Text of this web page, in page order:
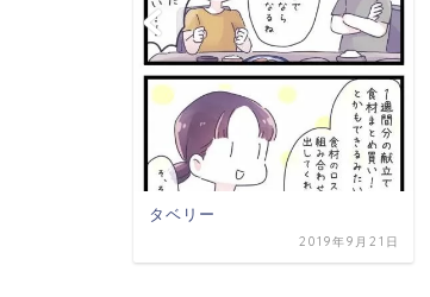
タベリー
2019年9月21日